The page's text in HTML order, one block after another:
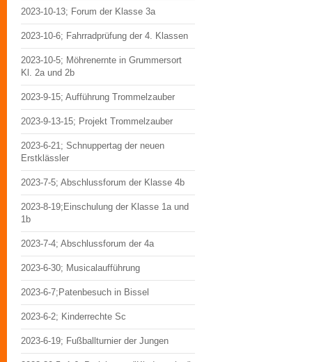
2023-10-13; Forum der Klasse 3a
2023-10-6; Fahrradprüfung der 4. Klassen
2023-10-5; Möhrenernte in Grummersort
Kl. 2a und 2b
2023-9-15; Aufführung Trommelzauber
2023-9-13-15; Projekt Trommelzauber
2023-6-21; Schnuppertag der neuen
Erstklässler
2023-7-5; Abschlussforum der Klasse 4b
2023-8-19;Einschulung der Klasse 1a und
1b
2023-7-4; Abschlussforum der 4a
2023-6-30; Musicalaufführung
2023-6-7;Patenbesuch in Bissel
2023-6-2; Kinderrechte Sc
2023-6-19; Fußballturnier der Jungen